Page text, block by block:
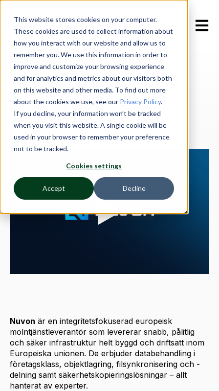
This website stores cookies on your computer.
These cookies are used to collect information about
how you interact with our website and allow us to
remember you. We use this information in order to
improve and customize your browsing experience
and for analytics and metrics about our visitors both
on this website and other media. To find out more
about the cookies we use, see our Privacy Policy.
If you decline, your information won’t be tracked
when you visit this website. A single cookie will be
used in your browser to remember your preference
not to be tracked.
Cookies settings
Accept Decline
Open
VAD ÄR NUVON?
Om Nuvon
Nuvon är en integritetsfokuserad europeisk
molntjänstleverantör som levererar snabb, pålitlig
och säker infrastruktur helt byggd och driftsatt inom
Europeiska unionen. De erbjuder databehandling i
företagsklass, objektlagring, filsynkronisering och -
delning samt säkerhetskopieringslösningar – allt
hanterat av experter.